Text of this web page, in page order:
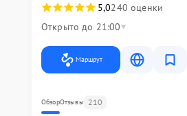
5,0240 оценки
Открыто до 21:00
Маршрут
ОбзорОтзывы 210